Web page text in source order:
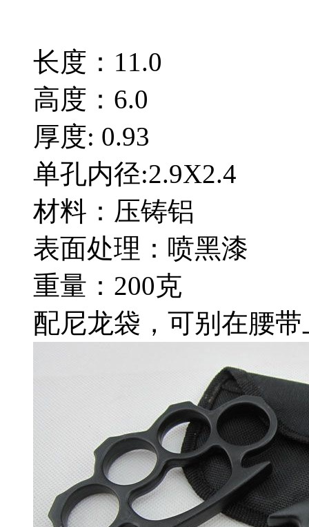
长度：11.0
高度：6.0
厚度: 0.93
单孔内径:2.9X2.4
材料：压铸铝
表面处理：喷黑漆
重量：200克
配尼龙袋，可别在腰带